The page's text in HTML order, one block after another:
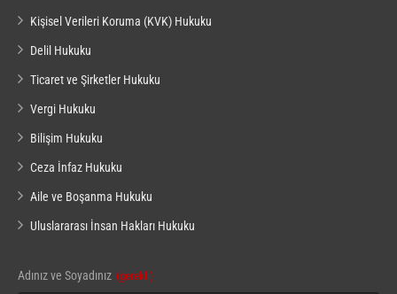
Kişisel Verileri Koruma (KVK) Hukuku
Delil Hukuku
Ticaret ve Şirketler Hukuku
Vergi Hukuku
Bilişim Hukuku
Ceza İnfaz Hukuku
Aile ve Boşanma Hukuku
Uluslararası İnsan Hakları Hukuku
Adınız ve Soyadınız (gerekli)